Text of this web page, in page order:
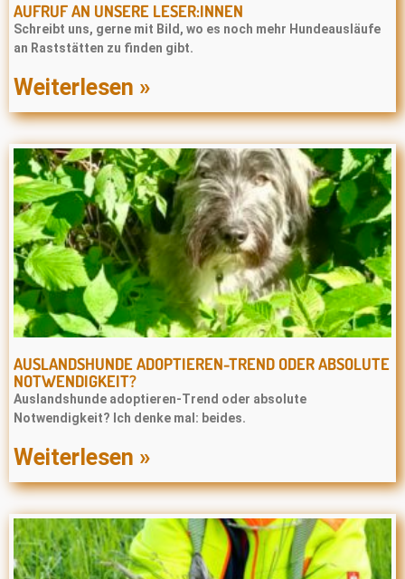
AUFRUF AN UNSERE LESER:INNEN
Schreibt uns, gerne mit Bild, wo es noch mehr Hundeausläufe
an Raststätten zu finden gibt.
Weiterlesen »
AUSLANDSHUNDE ADOPTIEREN-TREND ODER ABSOLUTE
NOTWENDIGKEIT?
Auslandshunde adoptieren-Trend oder absolute
Notwendigkeit? Ich denke mal: beides.
Weiterlesen »